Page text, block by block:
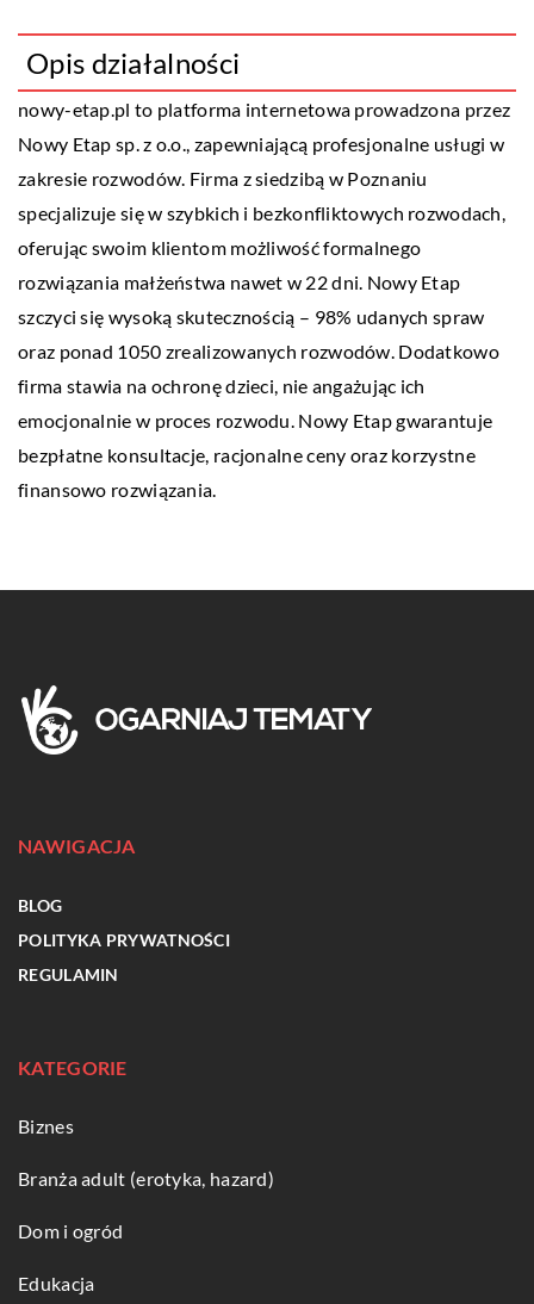
Opis działalności
nowy-etap.pl to platforma internetowa prowadzona przez
Nowy Etap sp. z o.o., zapewniającą profesjonalne usługi w
zakresie rozwodów. Firma z siedzibą w Poznaniu
specjalizuje się w szybkich i bezkonfliktowych rozwodach,
oferując swoim klientom możliwość formalnego
rozwiązania małżeństwa nawet w 22 dni. Nowy Etap
szczyci się wysoką skutecznością – 98% udanych spraw
oraz ponad 1050 zrealizowanych rozwodów. Dodatkowo
firma stawia na ochronę dzieci, nie angażując ich
emocjonalnie w proces rozwodu. Nowy Etap gwarantuje
bezpłatne konsultacje, racjonalne ceny oraz korzystne
finansowo rozwiązania.
NAWIGACJA
BLOG
POLITYKA PRYWATNOŚCI
REGULAMIN
KATEGORIE
Biznes
Branża adult (erotyka, hazard)
Dom i ogród
Edukacja